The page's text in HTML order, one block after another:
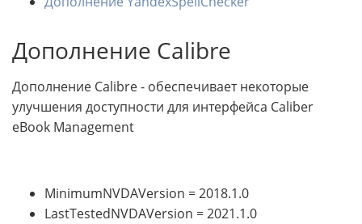
Дополнение Calibre
Дополнение Calibre - обеспечивает некоторые
улучшения доступности для интерфейса Caliber
eBook Management
MinimumNVDAVersion = 2018.1.0
LastTestedNVDAVersion = 2021.1.0